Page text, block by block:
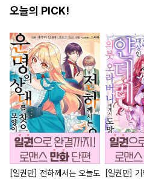
오늘의 PICK!
[일권만] 전하께서는 오늘도
[일권만]